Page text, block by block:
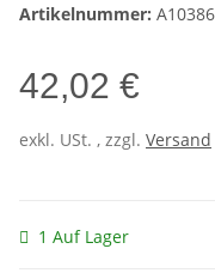
Artikelnummer: A10386
42,02 €
exkl. USt. , zzgl. Versand
1 Auf Lager